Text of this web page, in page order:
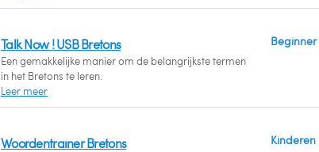
Talk Now ! USB Bretons
Een gemakkelijke manier om de belangrijkste termen
in het Bretons te leren.
Leer meer
Beginner
Woordentrainer Bretons Kinderen